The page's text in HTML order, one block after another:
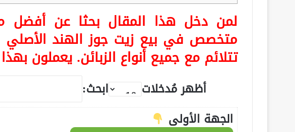
لمن دخل هذا المقال بحثا عن أفضل
متخصص في بيع زيت جوز الهند الأصلي
تتلائم مع جميع أنواع الزبائن. يعملون
أظهر مُدخلات
ابحث:
الجهة الأولى